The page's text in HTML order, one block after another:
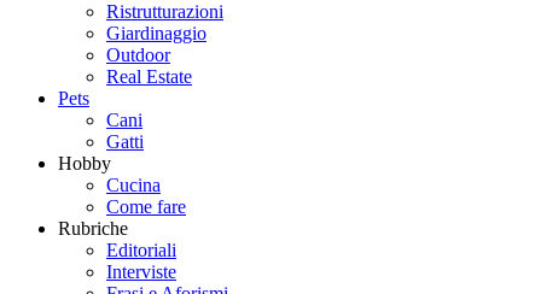
Ristrutturazioni
Giardinaggio
Outdoor
Real Estate
Pets
Cani
Gatti
Hobby
Cucina
Come fare
Rubriche
Editoriali
Interviste